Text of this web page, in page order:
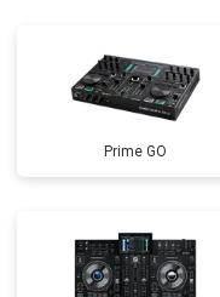
Prime GO